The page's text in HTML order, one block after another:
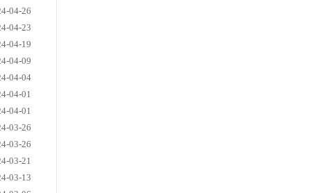
04-26
04-23
04-19
04-09
04-04
04-01
04-01
03-26
03-26
03-21
03-13